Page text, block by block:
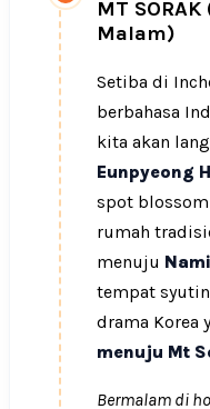
MT
Malam)
Setiba di
berbahasa
kita akan
Eunpyeong
spot
rumah
menuju
tempat
drama Korea
menuju Mt
Bermalam di